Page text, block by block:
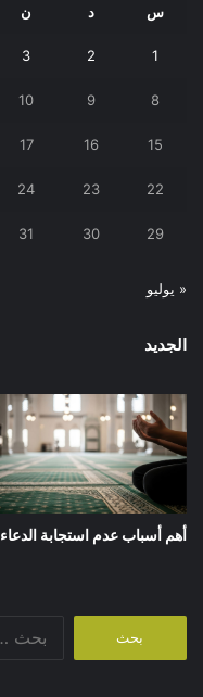
س د ن
1
2
3
8
9
10
15
16
17
22
23
24
29
30
31
« يوليو
الجديد
أهم أسباب عدم استجابة الدعاء
عن: